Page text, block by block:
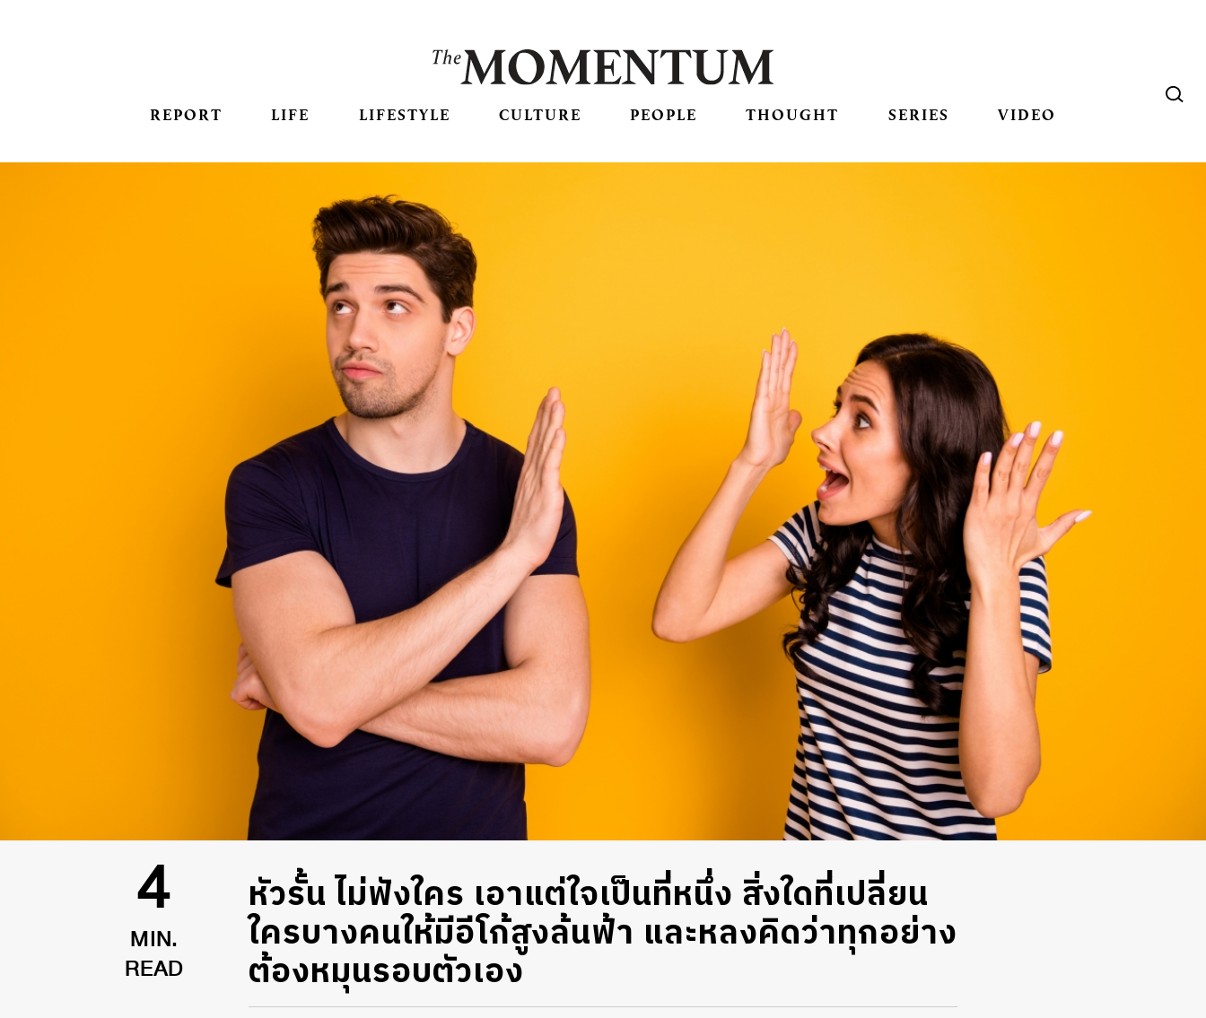
REPORT LIFE LIFESTYLE CULTURE PEOPLE THOUGHT SERIES VIDEO
4
MIN.
READ
หัวรั้น ไม่ฟังใคร เอาแต่ใจเป็นที่หนึ่ง สิ่งใดที่เปลี่ยน
ใครบางคนให้มีอีโก้สูงล้นฟ้า และหลงคิดว่าทุกอย่าง
ต้องหมุนรอบตัวเอง